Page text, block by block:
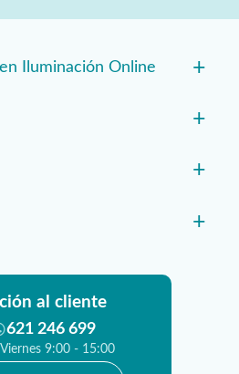
Iluminación Online +
+
+
+
al cliente
621 246 699
Viernes 9:00 - 15:00